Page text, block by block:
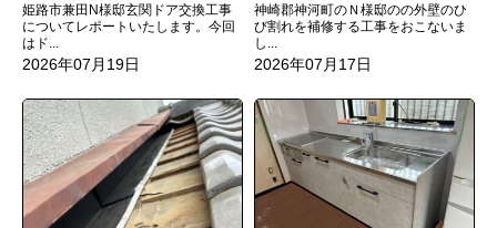
姫路市兼田N様邸玄関ドア交換工事
についてレポートいたします。今回
はド...
2026年07月19日
神崎郡神河町のＮ様邸のの外壁のひ
び割れを補修する工事をおこないま
し...
2026年07月17日